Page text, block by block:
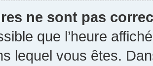
ne sont pas
que l’heure
lequel vous êtes.